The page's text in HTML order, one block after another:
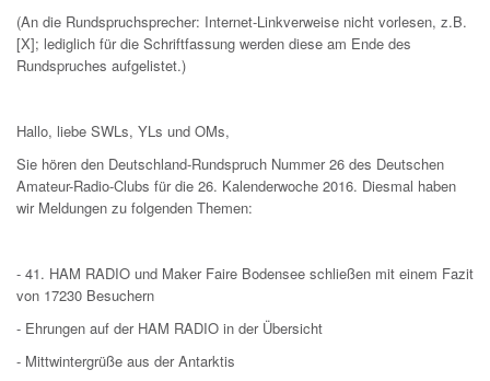
(An die Rundspruchsprecher: Internet-Linkverweise nicht vorlesen, z.B.
[X]; lediglich für die Schriftfassung werden diese am Ende des
Rundspruches aufgelistet.)
Hallo, liebe SWLs, YLs und OMs,
Sie hören den Deutschland-Rundspruch Nummer 26 des Deutschen
Amateur-Radio-Clubs für die 26. Kalenderwoche 2016. Diesmal haben
wir Meldungen zu folgenden Themen:
- 41. HAM RADIO und Maker Faire Bodensee schließen mit einem Fazit
von 17230 Besuchern
- Ehrungen auf der HAM RADIO in der Übersicht
- Mittwintergrüße aus der Antarktis